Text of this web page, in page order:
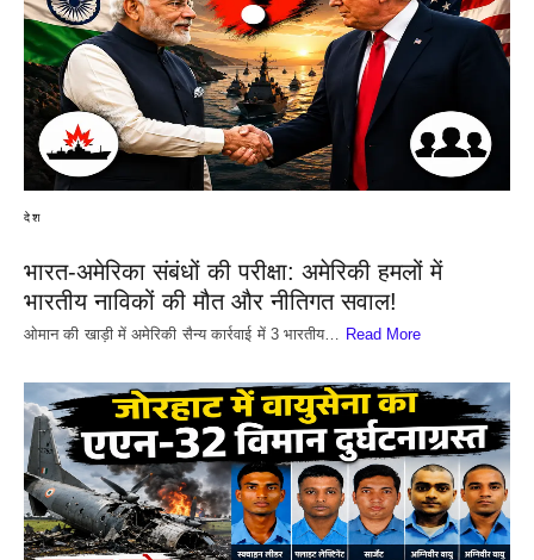
देश
भारत-अमेरिका संबंधों की परीक्षा: अमेरिकी हमलों में
भारतीय नाविकों की मौत और नीतिगत सवाल!
​ओमान की खाड़ी में अमेरिकी सैन्य कार्रवाई में 3 भारतीय… Read More